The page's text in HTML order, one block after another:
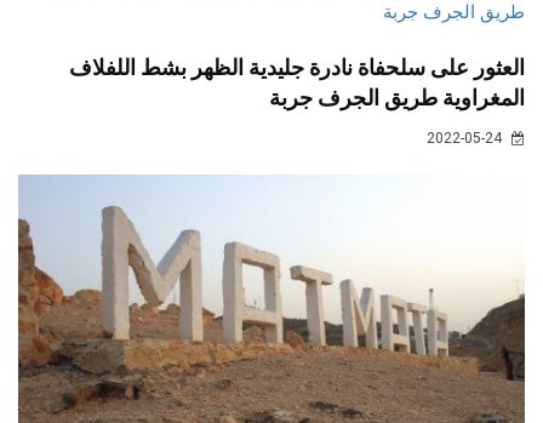
العثور على سلحفاة نادرة جليدية الظهر بشط اللفلاف
المغراوية طريق الجرف جربة
2022-05-24